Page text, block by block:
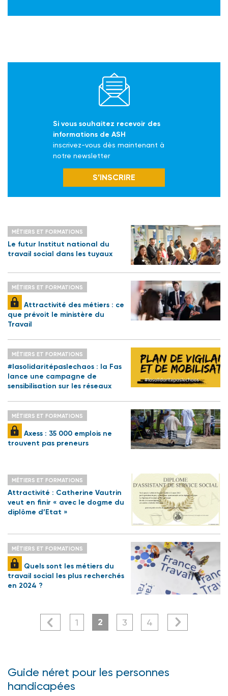
Si vous souhaitez recevoir des
informations de ASH
inscrivez-vous dès maintenant à
notre newsletter
S’INSCRIRE
MÉTIERS ET FORMATIONS
Le futur Institut national du
travail social dans les tuyaux
MÉTIERS ET FORMATIONS
Attractivité des métiers : ce
que prévoit le ministère du
Travail
MÉTIERS ET FORMATIONS
#lasolidaritépaslechaos : la Fas
lance une campagne de
sensibilisation sur les réseaux
MÉTIERS ET FORMATIONS
Axess : 35 000 emplois ne
trouvent pas preneurs
MÉTIERS ET FORMATIONS
Attractivité : Catherine Vautrin
veut en finir « avec le dogme du
diplôme d’Etat »
MÉTIERS ET FORMATIONS
Quels sont les métiers du
travail social les plus recherchés
en 2024 ?
1 2 3 4
Guide néret pour les personnes
handicapées